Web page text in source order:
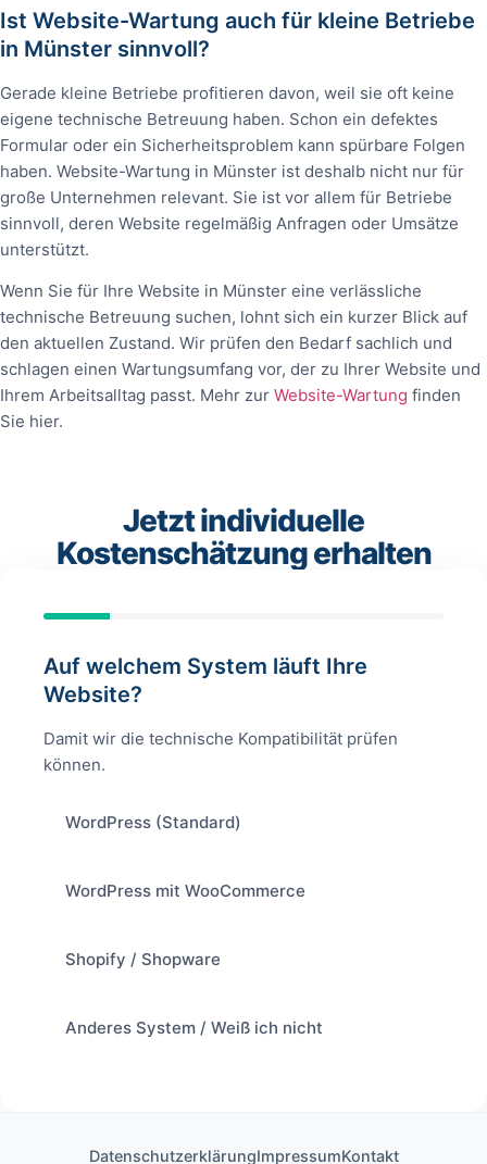
Ist Website-Wartung auch für kleine Betriebe
in Münster sinnvoll?
Gerade kleine Betriebe profitieren davon, weil sie oft keine
eigene technische Betreuung haben. Schon ein defektes
Formular oder ein Sicherheitsproblem kann spürbare Folgen
haben. Website-Wartung in Münster ist deshalb nicht nur für
große Unternehmen relevant. Sie ist vor allem für Betriebe
sinnvoll, deren Website regelmäßig Anfragen oder Umsätze
unterstützt.
Wenn Sie für Ihre Website in Münster eine verlässliche
technische Betreuung suchen, lohnt sich ein kurzer Blick auf
den aktuellen Zustand. Wir prüfen den Bedarf sachlich und
schlagen einen Wartungsumfang vor, der zu Ihrer Website und
Ihrem Arbeitsalltag passt. Mehr zur Website-Wartung finden
Sie hier.
Jetzt individuelle
Kostenschätzung erhalten
Auf welchem System läuft Ihre
Website?
Damit wir die technische Kompatibilität prüfen
können.
WordPress (Standard)
WordPress mit WooCommerce
Shopify / Shopware
Anderes System / Weiß ich nicht
DatenschutzerklärungImpressumKontakt